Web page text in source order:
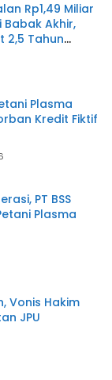
Rp1,49 Miliar
Akhir,
2,5 Tahun
Plasma
Kredit Fiktif
PT BSS
Plasma
Vonis Hakim
JPU